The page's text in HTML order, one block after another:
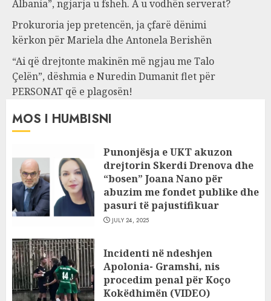
Albania”, ngjarja u fsheh. A u vodhën serverat?
Prokuroria jep pretencën, ja çfarë dënimi
kërkon për Mariela dhe Antonela Berishën
“Ai që drejtonte makinën më ngjau me Talo
Çelën”, dëshmia e Nuredin Dumanit flet për
PERSONAT që e plagosën!
MOS I HUMBISNI
Punonjësja e UKT akuzon
drejtorin Skerdi Drenova dhe
“bosen” Joana Nano për
abuzim me fondet publike dhe
pasuri të pajustifikuar
JULY 24, 2025
Incidenti në ndeshjen
Apolonia- Gramshi, nis
procedim penal për Koço
Kokëdhimën (VIDEO)